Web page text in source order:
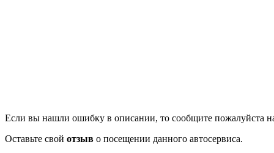
Если вы нашли ошибку в описании, то сообщите пожалуйста
Оставьте свой отзыв о посещении данного автосервиса.